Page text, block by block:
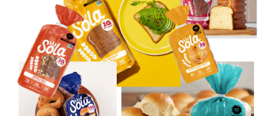
Eritritol